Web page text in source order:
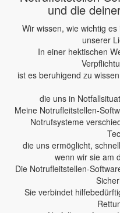
und die
Wir wissen, wie wichtig
unserer
In einer hektischen
ist es beruhigend zu
die uns in
Meine Notrufleitstellen-
Notrufsysteme
die uns ermöglicht,
wenn wir sie am
Die Notrufleitstellen-
Sie verbindet